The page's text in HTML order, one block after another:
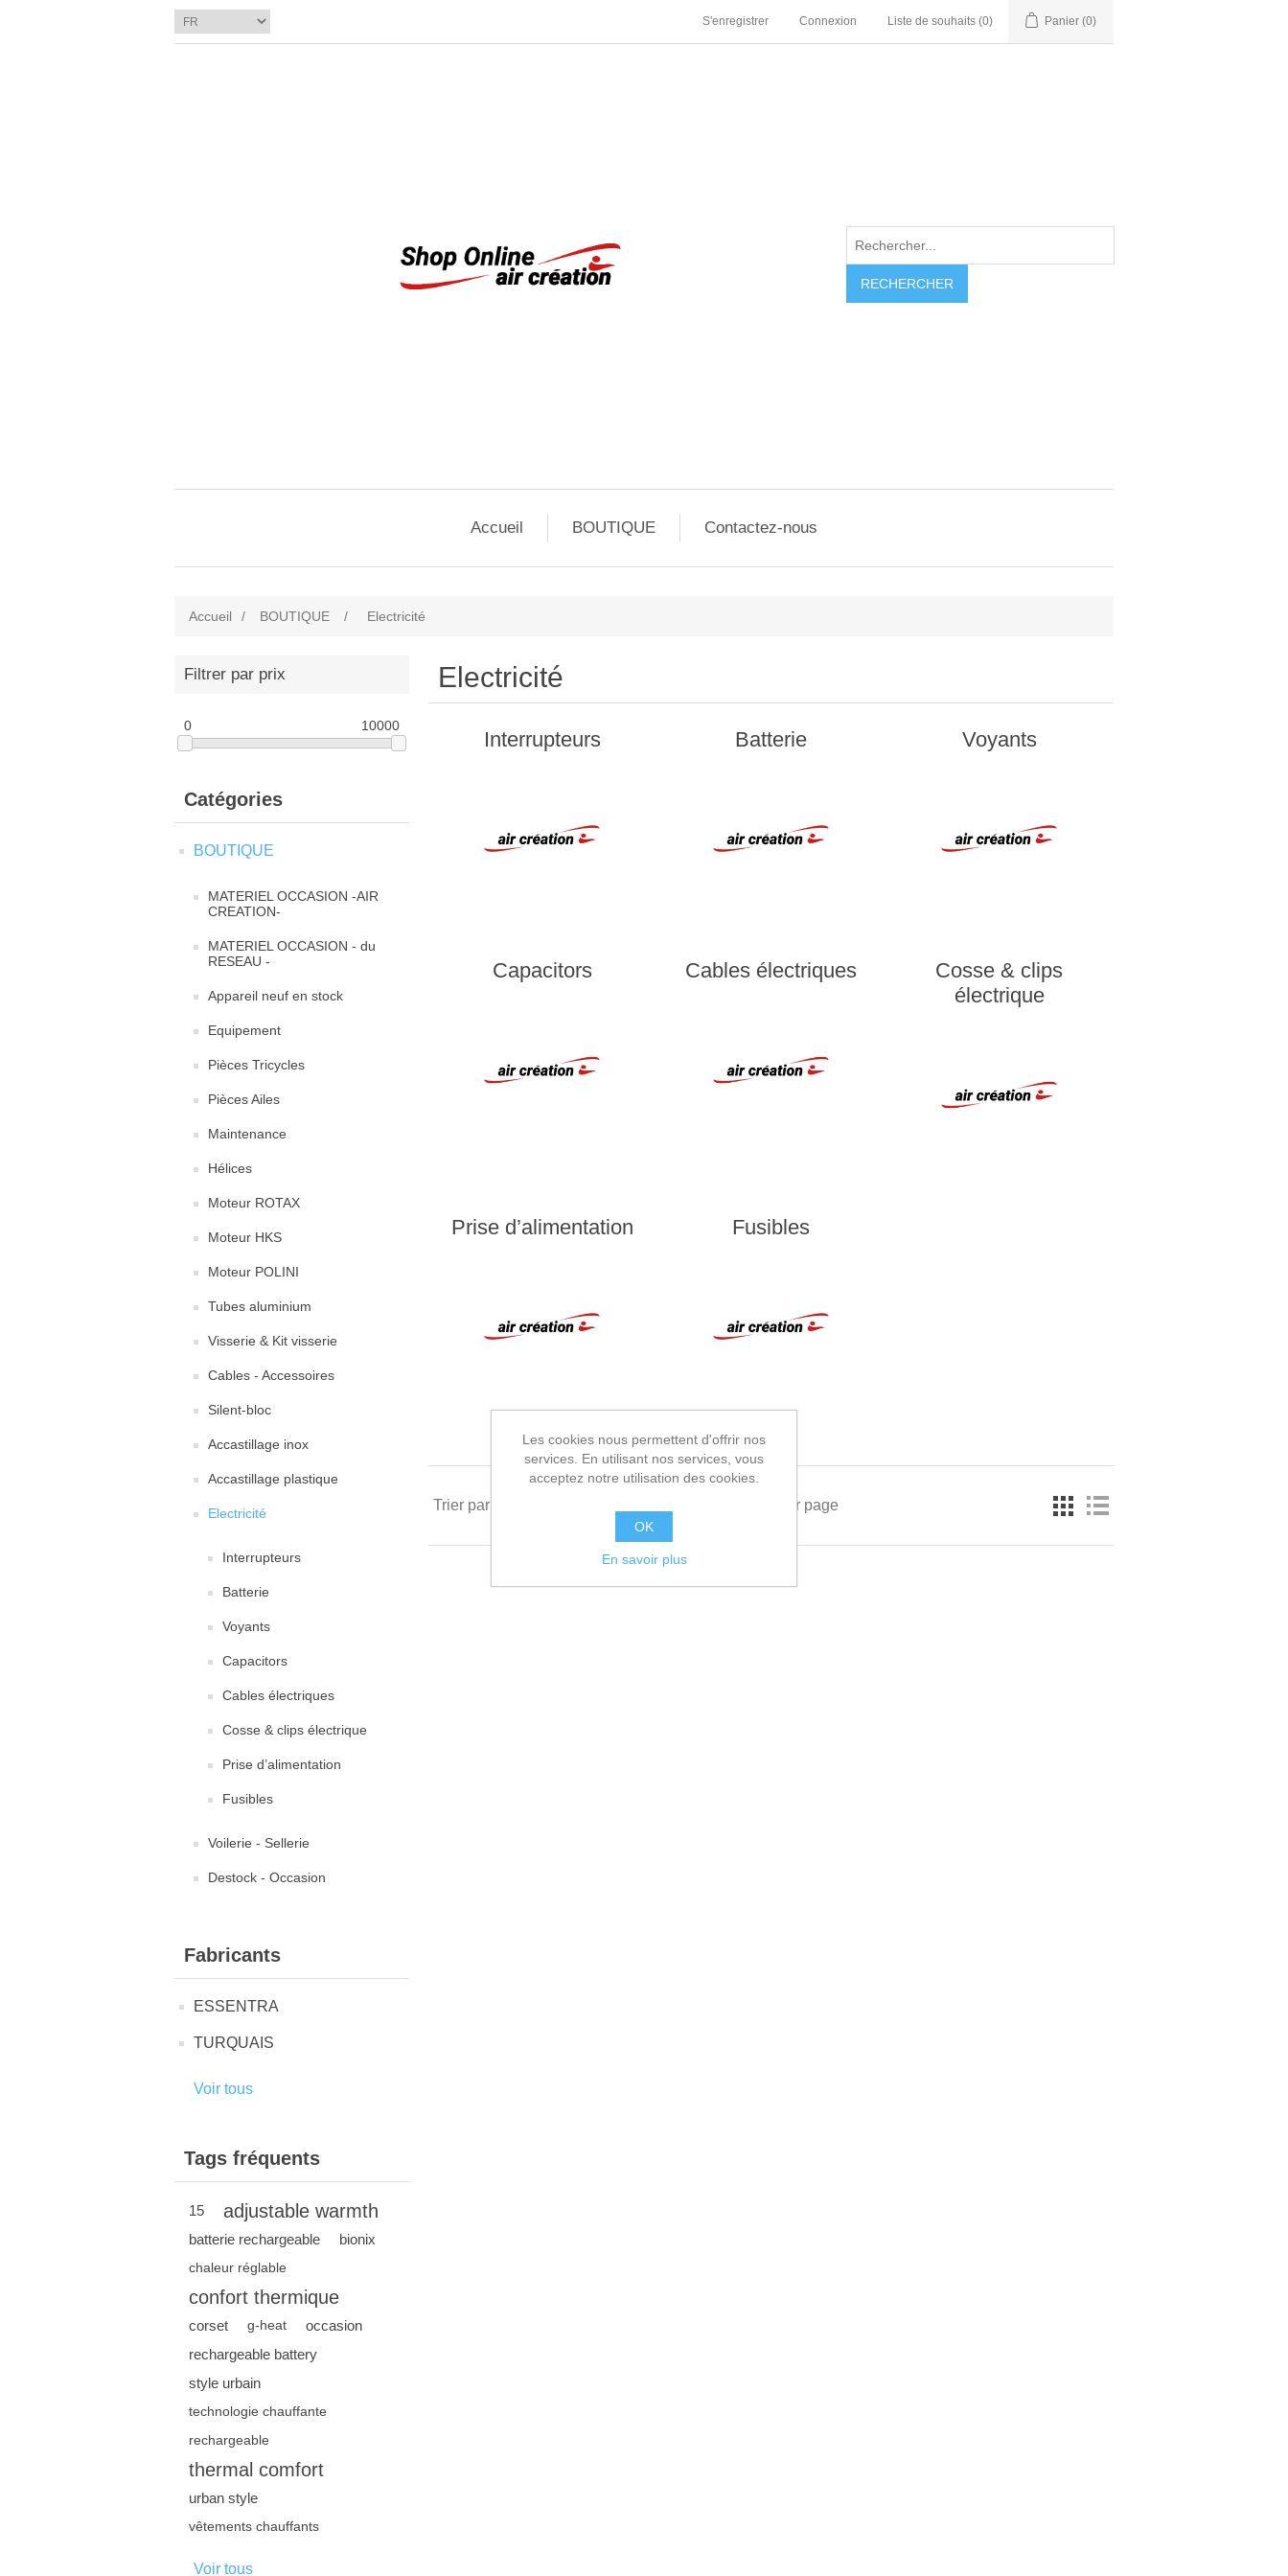
S'enregistrer Connexion Liste de souhaits (0) Panier (0)
RECHERCHER
Accueil BOUTIQUE Contactez-nous
Accueil / BOUTIQUE / Electricité
Filtrer par prix
0 10000
Catégories
BOUTIQUE
MATERIEL OCCASION -AIR
CREATION-
MATERIEL OCCASION - du
RESEAU -
Appareil neuf en stock
Equipement
Pièces Tricycles
Pièces Ailes
Maintenance
Hélices
Moteur ROTAX
Moteur HKS
Moteur POLINI
Tubes aluminium
Visserie & Kit visserie
Cables - Accessoires
Silent-bloc
Accastillage inox
Accastillage plastique
Electricité
Interrupteurs
Batterie
Voyants
Capacitors
Cables électriques
Cosse & clips électrique
Prise d’alimentation
Fusibles
Voilerie - Sellerie
Destock - Occasion
Fabricants
ESSENTRA
TURQUAIS
Voir tous
Tags fréquents
15 adjustable warmth
batterie rechargeable bionix
chaleur réglable
confort thermique
corset g-heat
occasion
rechargeable battery
style urbain
technologie chauffante
rechargeable
thermal comfort
urban style
vêtements chauffants
Voir tous
Electricité
Interrupteurs Batterie Voyants
Capacitors Cables électriques
Cosse & clips
électrique
Prise d’alimentation Fusibles
Trier par par page
Les cookies nous permettent d'offrir nos
services. En utilisant nos services, vous
acceptez notre utilisation des cookies.
OK
En savoir plus